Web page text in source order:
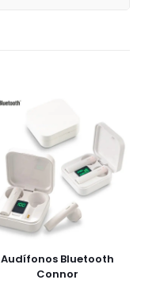
Audífonos Bluetooth
Connor